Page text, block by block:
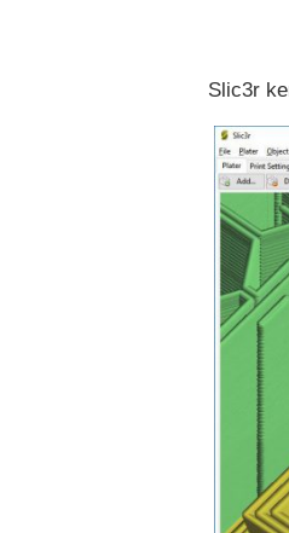
Slic3r